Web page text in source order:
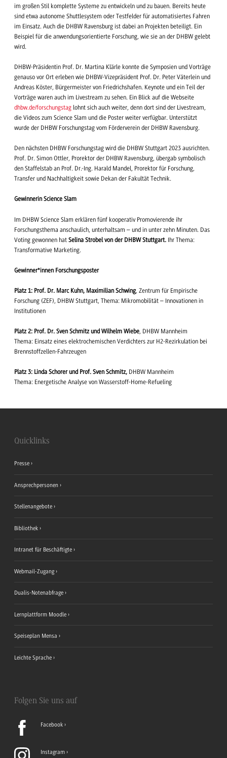
im großen Stil komplette Systeme zu entwickeln und zu bauen. Bereits heute
sind etwa autonome Shuttlesystem oder Testfelder für automatisiertes Fahren
im Einsatz. Auch die DHBW Ravensburg ist dabei an Projekten beteiligt. Ein
Beispiel für die anwendungsorientierte Forschung, wie sie an der DHBW gelebt
wird.
DHBW-Präsidentin Prof. Dr. Martina Klärle konnte die Symposien und Vorträge
genauso vor Ort erleben wie DHBW-Vizepräsident Prof. Dr. Peter Väterlein und
Andreas Köster, Bürgermeister von Friedrichshafen. Keynote und ein Teil der
Vorträge waren auch im Livestream zu sehen. Ein Blick auf die Webseite
dhbw.de/forschungstag lohnt sich auch weiter, denn dort sind der Livestream,
die Videos zum Science Slam und die Poster weiter verfügbar. Unterstützt
wurde der DHBW Forschungstag vom Förderverein der DHBW Ravensburg.
Den nächsten DHBW Forschungstag wird die DHBW Stuttgart 2023 ausrichten.
Prof. Dr. Simon Ottler, Prorektor der DHBW Ravensburg, übergab symbolisch
den Staffelstab an Prof. Dr.-Ing. Harald Mandel, Prorektor für Forschung,
Transfer und Nachhaltigkeit sowie Dekan der Fakultät Technik.
Gewinnerin Science Slam
Im DHBW Science Slam erklären fünf kooperativ Promovierende ihr
Forschungsthema anschaulich, unterhaltsam – und in unter zehn Minuten. Das
Voting gewonnen hat Selina Strobel von der DHBW Stuttgart. Ihr Thema:
Transformative Marketing.
Gewinner*innen Forschungsposter
Platz 1: Prof. Dr. Marc Kuhn, Maximilian Schwing, Zentrum für Empirische
Forschung (ZEF), DHBW Stuttgart, Thema: Mikromobilität – Innovationen in
Institutionen
Platz 2: Prof. Dr. Sven Schmitz und Wilhelm Wiebe, DHBW Mannheim
Thema: Einsatz eines elektrochemischen Verdichters zur H2-Rezirkulation bei
Brennstoffzellen-Fahrzeugen
Platz 3: Linda Schorer und Prof. Sven Schmitz, DHBW Mannheim
Thema: Energetische Analyse von Wasserstoff-Home-Refueling
Quicklinks
Presse
Ansprechpersonen
Stellenangebote
Bibliothek
Intranet für Beschäftigte
Webmail-Zugang
Dualis-Notenabfrage
Lernplattform Moodle
Speiseplan Mensa
Leichte Sprache
Folgen Sie uns auf
Facebook
Instagram